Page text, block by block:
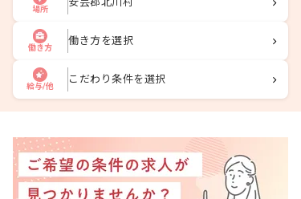
場所
働き方
働き方を選択
給与/他
こだわり条件を選択